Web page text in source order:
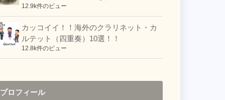
12.9k件のビュー
カッコイイ！！海外のクラリネット・カ
ルテット（四重奏）10選！！
12.8k件のビュー
プロフィール